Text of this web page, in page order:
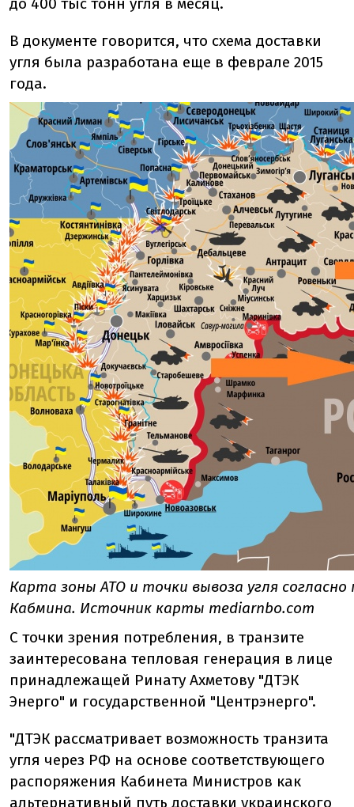
В документе говорится, что схема доставки
угля была разработана еще в феврале 2015
года.
Карта зоны АТО и точки вывоза угля
Кабмина. Источник карты mediarnbo.com
С точки зрения потребления, в транзите
заинтересована тепловая генерация в лице
принадлежащей Ринату Ахметову "ДТЭК
Энерго" и государственной "Центрэнерго".
"ДТЭК рассматривает возможность транзита
угля через РФ на основе соответствующего
распоряжения Кабинета Министров как
альтернативный путь доставки украинского